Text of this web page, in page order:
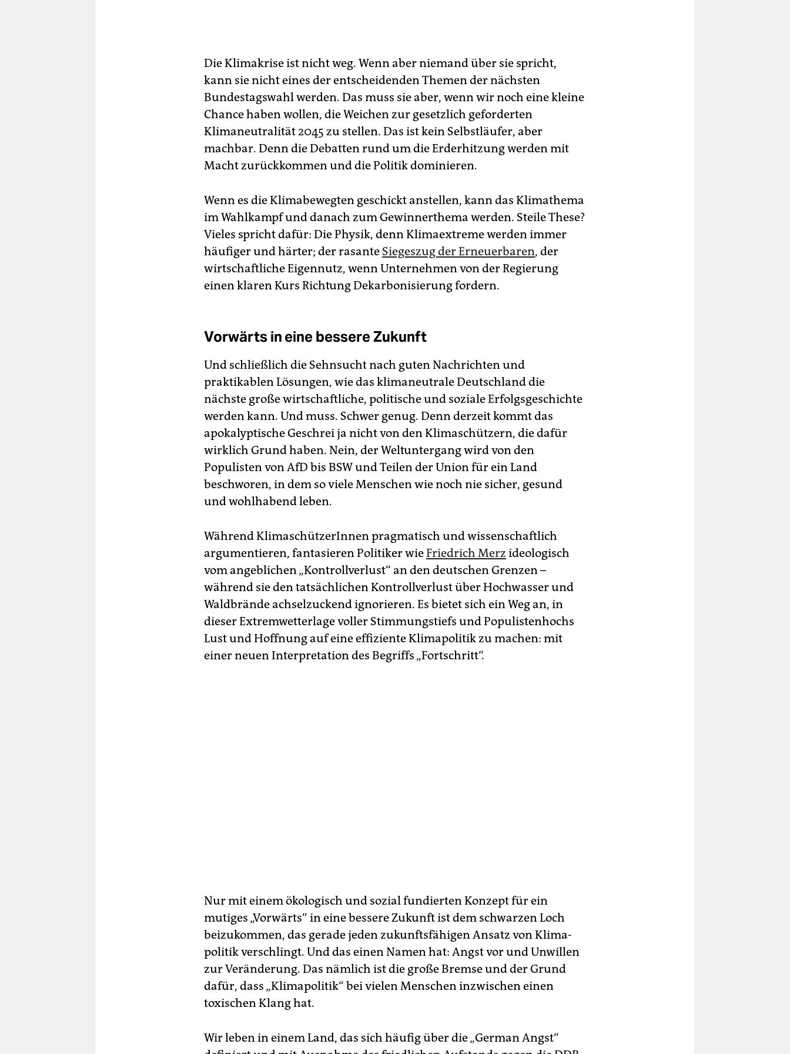
Die Klimakrise ist nicht weg. Wenn aber niemand über sie spricht,
kann sie nicht eines der entscheidenden Themen der nächsten
Bundestagswahl werden. Das muss sie aber, wenn wir noch eine kleine
Chance haben wollen, die Weichen zur gesetzlich geforderten
Klimaneutralität 2045 zu stellen. Das ist kein Selbstläufer, aber
machbar. Denn die Debatten rund um die Erderhitzung werden mit
Macht zurückkommen und die Politik dominieren.
Wenn es die Klima­bewegten geschickt anstellen, kann das Klimathema
im Wahlkampf und danach zum Gewinnerthema werden. Steile These?
Vieles spricht dafür: Die Physik, denn Klimaextreme werden immer
häufiger und härter; der rasante Siegeszug der Erneuerbaren, der
wirtschaftliche Eigennutz, wenn Unternehmen von der Regierung
einen klaren Kurs Richtung Dekarbonisierung fordern.
Vorwärts in eine bessere Zukunft
Und schließlich die Sehnsucht nach guten Nachrichten und
praktikablen Lösungen, wie das klimaneutrale Deutschland die
nächste große wirtschaftliche, politische und soziale Erfolgsgeschichte
werden kann. Und muss. Schwer genug. Denn derzeit kommt das
apokalyptische Geschrei ja nicht von den Klimaschützern, die dafür
wirklich Grund haben. Nein, der Weltuntergang wird von den
Populisten von AfD bis BSW und Teilen der Union für ein Land
beschworen, in dem so viele Menschen wie noch nie sicher, gesund
und wohlhabend leben.
Während KlimaschützerInnen pragmatisch und wissenschaftlich
argumentieren, fantasieren Politiker wieFriedrich Merz ideologisch
vom angeblichen „Kontrollverlust“ an den deutschen Grenzen –
während sie den tatsächlichen Kontrollverlust über Hochwasser und
Waldbrände achselzuckend ignorieren. Es bietet sich ein Weg an, in
dieser Extremwetterlage voller Stimmungstiefs und Populistenhochs
Lust und Hoffnung auf eine effiziente Klimapolitik zu machen: mit
einer neuen Interpretation des Begriffs „Fortschritt“.
Nur mit einem ökologisch und sozial fundierten Konzept für ein
mutiges „Vorwärts“ in eine bessere Zukunft ist dem schwarzen Loch
beizukommen, das gerade jeden zukunftsfähigen Ansatz von Klima­
politik verschlingt. Und das einen Namen hat: Angst vor und Unwillen
zur Veränderung. Das nämlich ist die große Bremse und der Grund
dafür, dass „Klimapolitik“ bei vielen Menschen inzwischen einen
toxischen Klang hat.
Wir leben in einem Land, das sich häufig über die „German Angst“